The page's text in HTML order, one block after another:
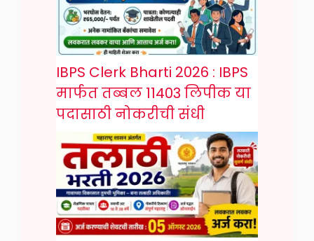
IBPS Clerk Bharti 2026 : IBPS
मार्फत तब्बल 11403 लिपीक या
पदासाठी नोकरीची संधी